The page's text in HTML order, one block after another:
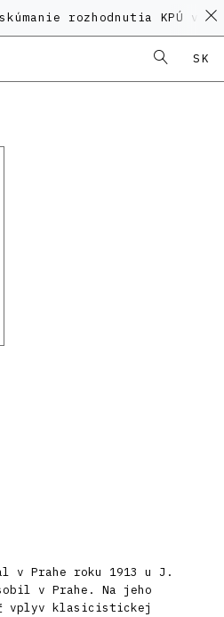
rozhodnutia KPÚ vo
SK
v Prahe roku 1913 u J.
v Prahe. Na jeho
vplyv klasicistickej